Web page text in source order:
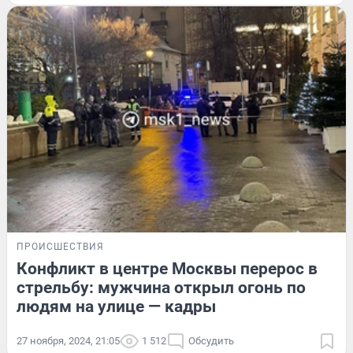
ПРОИСШЕСТВИЯ
Конфликт в центре Москвы перерос в
стрельбу: мужчина открыл огонь по
людям на улице — кадры
27 ноября, 2024, 21:05 1 512 Обсудить